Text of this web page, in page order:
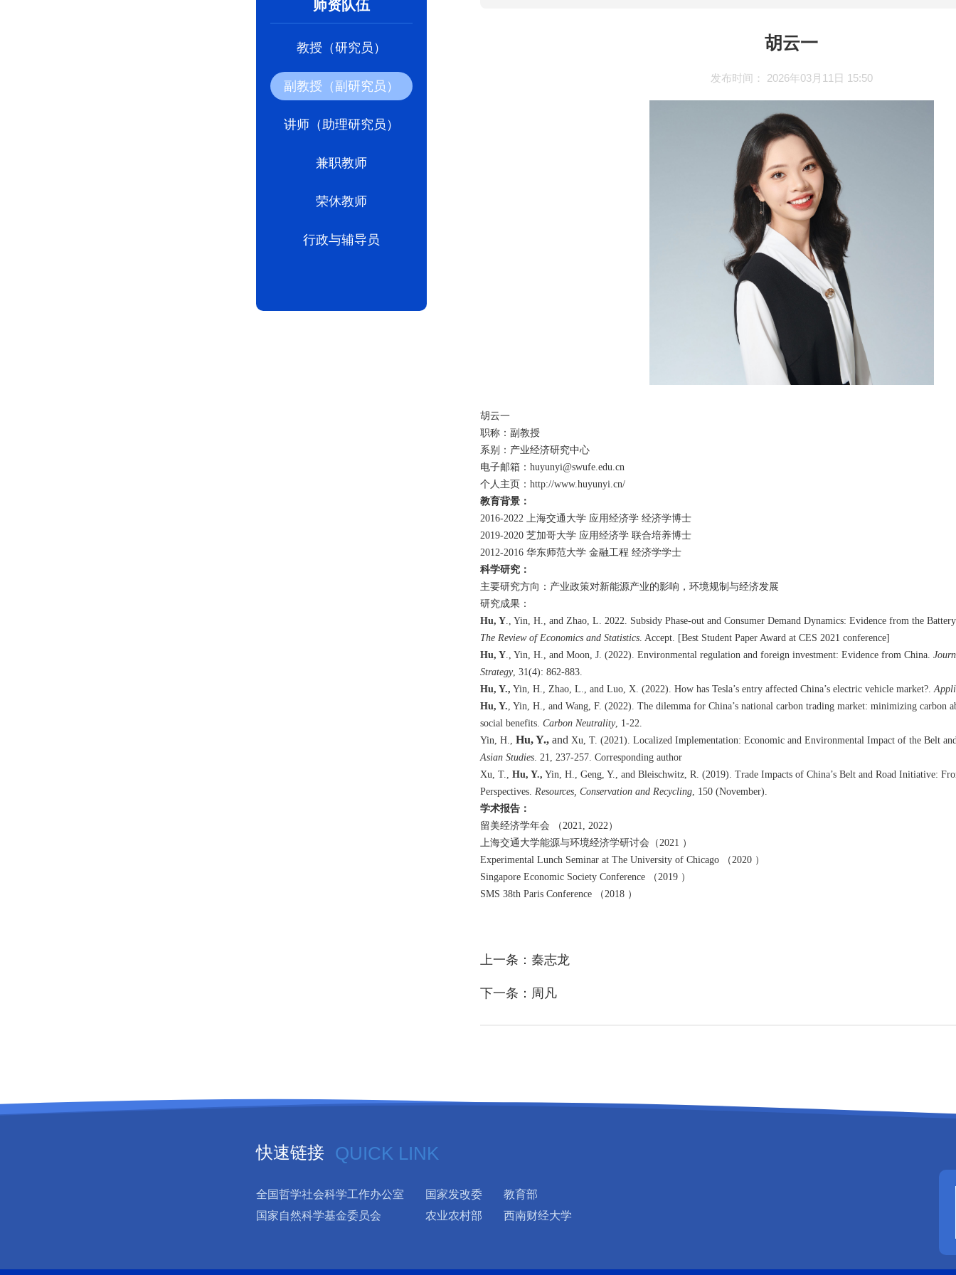
师资队伍
教授（研究员）
副教授（副研究员）
讲师（助理研究员）
兼职教师
荣休教师
行政与辅导员
胡云一
发布时间： 2026年03月11日 15:50
胡云一
职称：副教授
系别：产业经济研究中心
电子邮箱： huyunyi@swufe.edu.cn
个人主页： http://www.huyunyi.cn/
教育背景：
2016-2022 上海交通大学 应用经济学 经济学博士
2019-2020 芝加哥大学 应用经济学 联合培养博士
2012-2016 华东师范大学 金融工程 经济学学士
科学研究：
主要研究方向：产业政策对新能源产业的影响，环境规制与经济发展
研究成果：
Hu, Y., Yin, H., and Zhao, L. 2022. Subsidy Phase-out and Consumer Demand Dynamics: Evidence from the
The Review of Economics and Statistics. Accept. [Best Student Paper Award at CES 2021 conference]
Hu, Y., Yin, H., and Moon, J. (2022). Environmental regulation and foreign investment: Evidence from China.
Strategy, 31(4): 862-883.
Hu, Y., Yin, H., Zhao, L., and Luo, X. (2022). How has Tesla’s entry affected China’s electric vehicle market?.
Hu, Y., Yin, H., and Wang, F. (2022). The dilemma for China’s national carbon trading market: minimizing carbon
social benefits. Carbon Neutrality, 1-22.
Yin, H., Hu, Y., and Xu, T. (2021). Localized Implementation: Economic and Environmental Impact of the Belt
Asian Studies. 21, 237-257. Corresponding author
Xu, T., Hu, Y., Yin, H., Geng, Y., and Bleischwitz, R. (2019). Trade Impacts of China’s Belt and Road Initiative:
Perspectives. Resources, Conservation and Recycling, 150 (November).
学术报告：
留美经济学年会
（2021, 2022）
上海交通大学能源与环境经济学研讨会（2021 ）
Experimental Lunch Seminar at The University of Chicago （2020 ）
Singapore Economic Society Conference
（2019 ）
SMS 38th Paris Conference
（2018 ）
上一条：秦志龙
下一条：周凡
快速链接 QUICK LINK
全国哲学社会科学工作办公室
国家自然科学基金委员会
国家发改委
农业农村部
教育部
西南财经大学